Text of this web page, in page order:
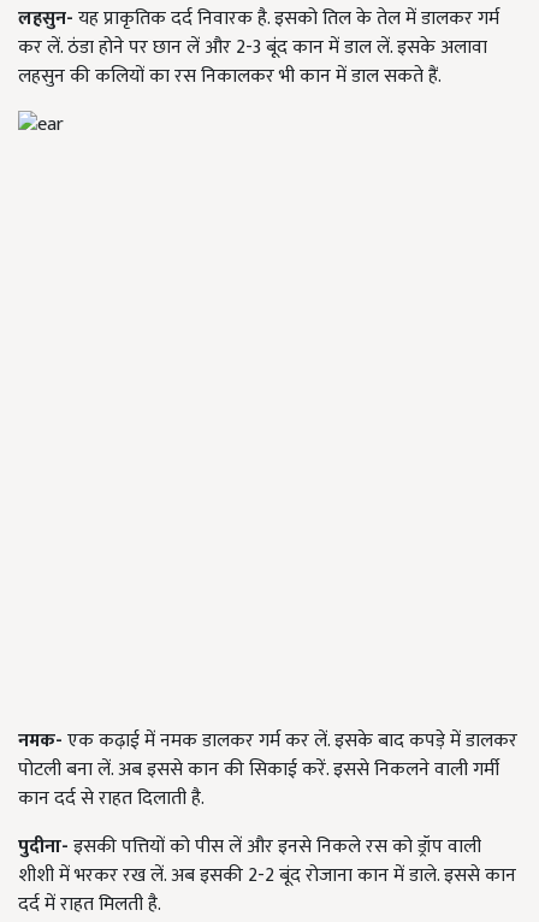
लहसुन-यह प्राकृतिक दर्द निवारक है. इसको तिल के तेल में डालकर गर्म
कर लें. ठंडा होने पर छान लें और 2-3 बूंद कान में डाल लें. इसके अलावा
लहसुन की कलियों का रस निकालकर भी कान में डाल सकते हैं.
नमक-एक कढ़ाई में नमक डालकर गर्म कर लें. इसके बाद कपड़े में डालकर
पोटली बना लें. अब इससे कान की सिकाई करें. इससे निकलने वाली गर्मी
कान दर्द से राहत दिलाती है.
पुदीना-इसकी पत्तियों को पीस लें और इनसे निकले रस को ड्रॉप वाली
शीशी में भरकर रख लें. अब इसकी 2-2 बूंद रोजाना कान में डाले. इससे कान
दर्द में राहत मिलती है.